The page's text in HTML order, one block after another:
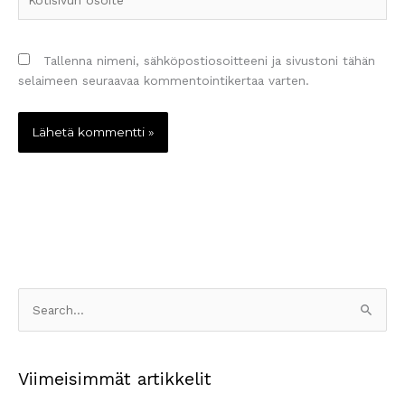
osoite
Tallenna nimeni, sähköpostiosoitteeni ja sivustoni tähän
selaimeen seuraavaa kommentointikertaa varten.
Viimeisimmät artikkelit